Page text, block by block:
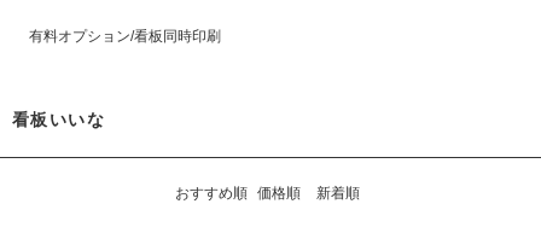
有料オプション/看板同時印刷
看板いいな
おすすめ順 価格順 新着順